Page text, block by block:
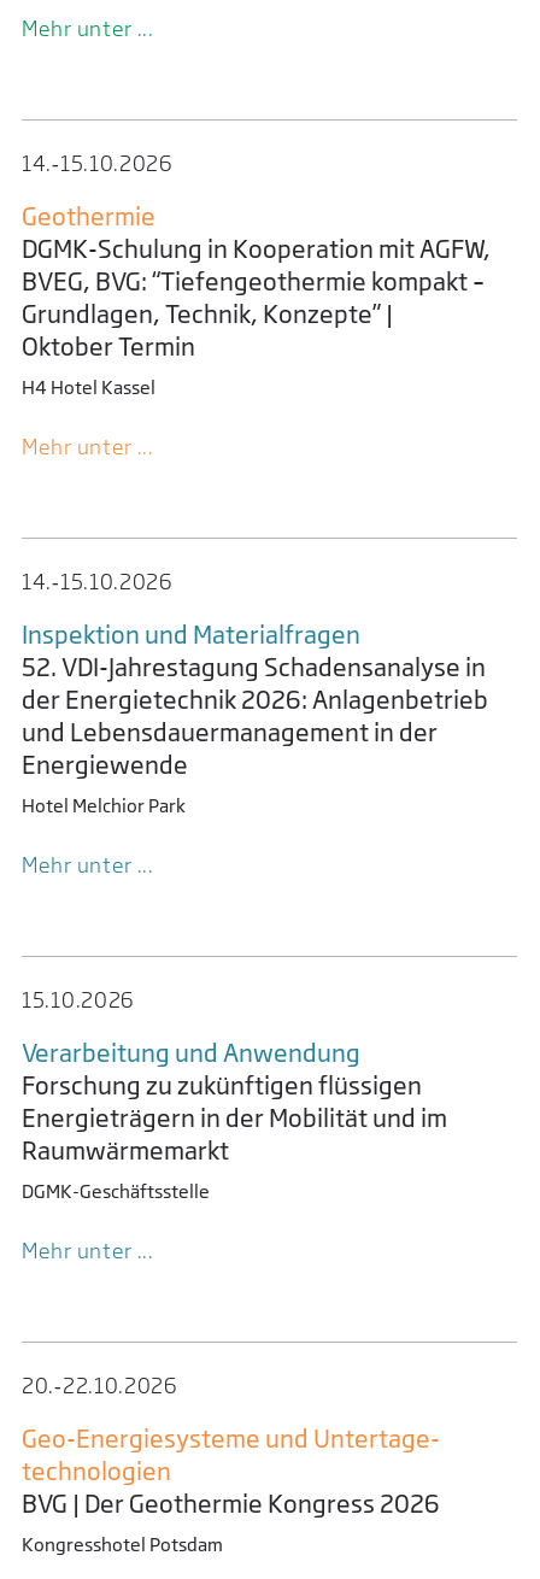
EAGE/IGA/DGMK Joint Workshop on Deep
Geothermal Energy
EAGE, IGA und DGMK sehen die Chancen des
Energiewandels, insbesondere in den Bereichen
Geothermie, Geochemie und Nachhaltigkeit. Wir
haben es uns zur Aufgabe gemacht, unseren
Wissenschaft zu bieten, um interdisziplinär
Mehr unter ...
08.11.­2018
DGMK
9. Energiekolloquium: Perspektiven für das
Energiesystem der Zukunft
DECHEMA-Haus Frankfurt
Das 9. Energiekolloquium stellt die Frage nach
globalen Energiesystems aussehen? Die
Veranstalter haben ein hochkarätiges
Industrie und Wissenschaft zusammengestellt,
die dieser Frage nachgehen werden.
Mehr unter ...
Digitalisierung”
Wirtschaftskammer Wien
Das Thema Digitalisierung wird bei der
ÖGEW/DGMK Herbsttagung 2018 im Mittelpunkt
stehen. Referenten aus Wissenschaft und
Mehr unter ...
14.‑15.​10.​2026
Geothermie
DGMK-Schulung in Kooperation mit AGFW,
BVEG, BVG: “Tiefengeothermie kompakt –
Grundlagen, Technik, Konzepte” |
Oktober Termin
H4 Hotel Kassel
Mehr unter ...
14.‑15.​10.​2026
Inspektion und Material­fragen
52. VDI-Jahrestagung Schadensanalyse in
der Energietechnik 2026: Anlagenbetrieb
und Lebensdauermanagement in der
Energiewende
Hotel Melchior Park
Mehr unter ...
15.10.­2026
Verarbeitung und Anwendung
Forschung zu zukünftigen flüssigen
Energieträgern in der Mobilität und im
Raumwärmemarkt
DGMK-Geschäftsstelle
Mehr unter ...
20.‑22.​10.​2026
Geo-Energiesysteme und Untertage­
technologien
BVG | Der Geothermie Kongress 2026
Kongresshotel Potsdam